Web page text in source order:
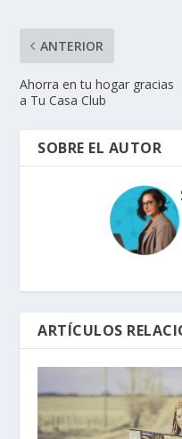
ANTERIOR
Ahorra en tu hogar gracias
a Tu Casa Club
SOBRE EL AUTOR
ARTÍCULOS